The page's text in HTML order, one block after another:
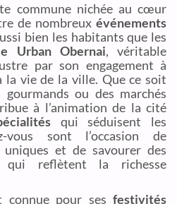
commune nichée au cœur
de nombreux événements
bien les habitants que les
Urban Obernai, véritable
par son engagement à
la vie de la ville. Que ce soit
ou des marchés
à l’animation de la cité
qui séduisent les
vous sont l’occasion de
et de savourer des
qui reflètent la richesse
connue pour ses festivités